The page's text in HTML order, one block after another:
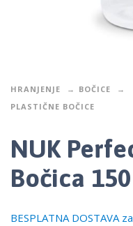
HRANJENJE
BOČICE
PLASTIČNE BOČICE
NUK
Bočica
BESPLATNA DOSTAVA